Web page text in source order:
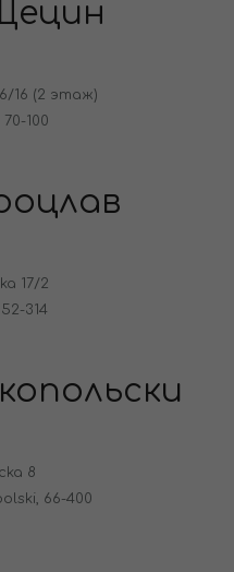
16 (2 этаж)
100
17/2
314
8
66-400